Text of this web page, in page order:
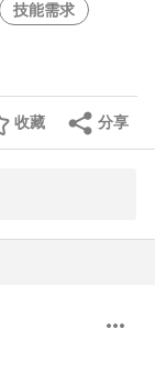
技能需求
分享
收藏